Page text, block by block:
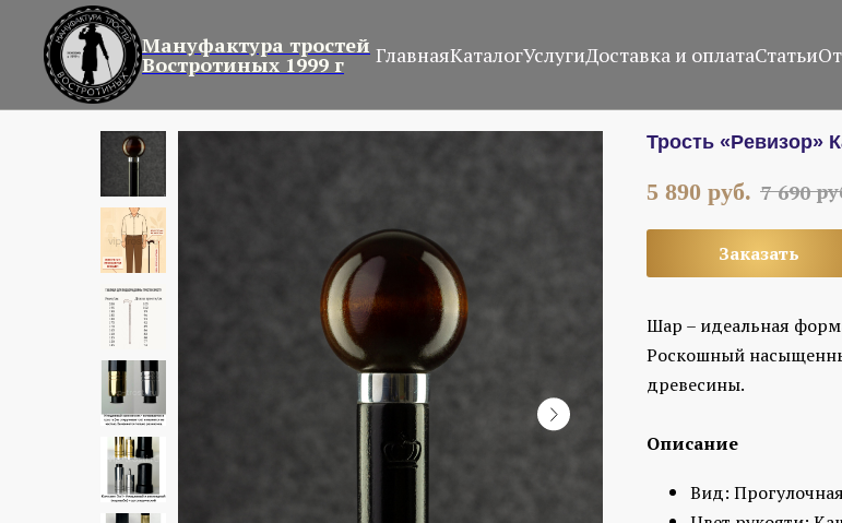
Мануфактура тростей
Востротиных 1999 г ГлавнаяКаталогУслугиДоставка и оплатаСтатьи
Трость «Ревизор»
5 890 руб. 7 690
Заказать
Шар – идеальная
Роскошный
древесины.
Описание
Вид: Прогулочная